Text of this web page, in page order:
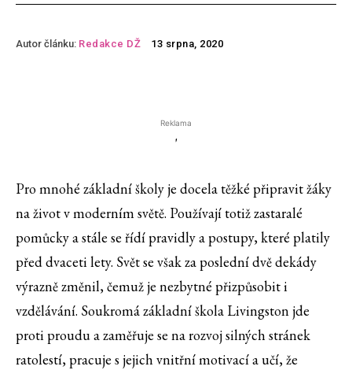
Autor článku: Redakce DŽ 13 srpna, 2020
Reklama
'
Pro mnohé základní školy je docela těžké připravit žáky
na život v moderním světě. Používají totiž zastaralé
pomůcky a stále se řídí pravidly a postupy, které platily
před dvaceti lety. Svět se však za poslední dvě dekády
výrazně změnil, čemuž je nezbytné přizpůsobit i
vzdělávání. Soukromá základní škola Livingston jde
proti proudu a zaměřuje se na rozvoj silných stránek
ratolestí, pracuje s jejich vnitřní motivací a učí, že